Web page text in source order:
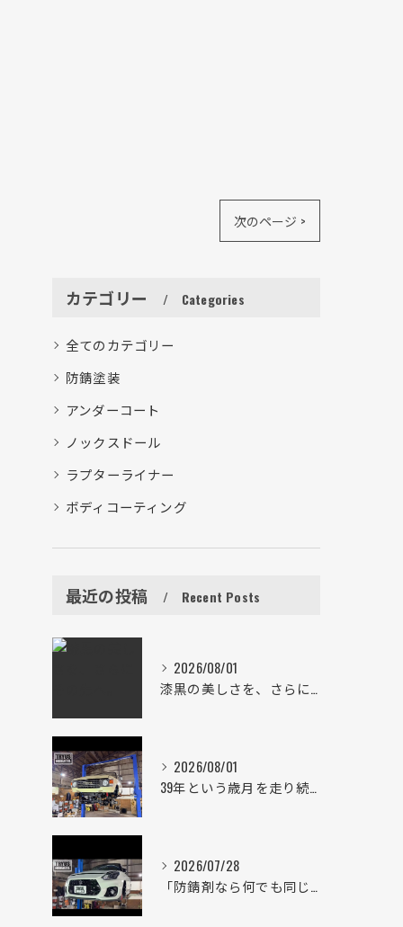
次のページ >
カテゴリー Categories
全てのカテゴリー
防錆塗装
アンダーコート
ノックスドール
ラプターライナー
ボディコーティング
最近の投稿 Recent Posts
2026/08/01
漆黒の美しさを、さらにその先へ。
2026/08/01
39年という歳月を走り続けた一台。
2026/07/28
「防錆剤なら何でも同じ」は大きな間違い。